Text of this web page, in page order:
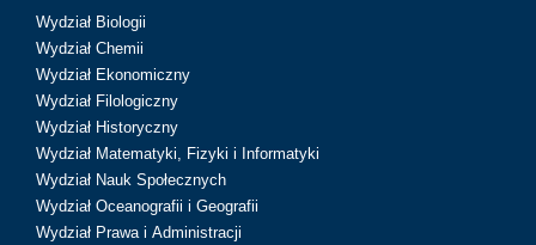
Wydział Biologii
Wydział Chemii
Wydział Ekonomiczny
Wydział Filologiczny
Wydział Historyczny
Wydział Matematyki, Fizyki i Informatyki
Wydział Nauk Społecznych
Wydział Oceanografii i Geografii
Wydział Prawa i Administracji